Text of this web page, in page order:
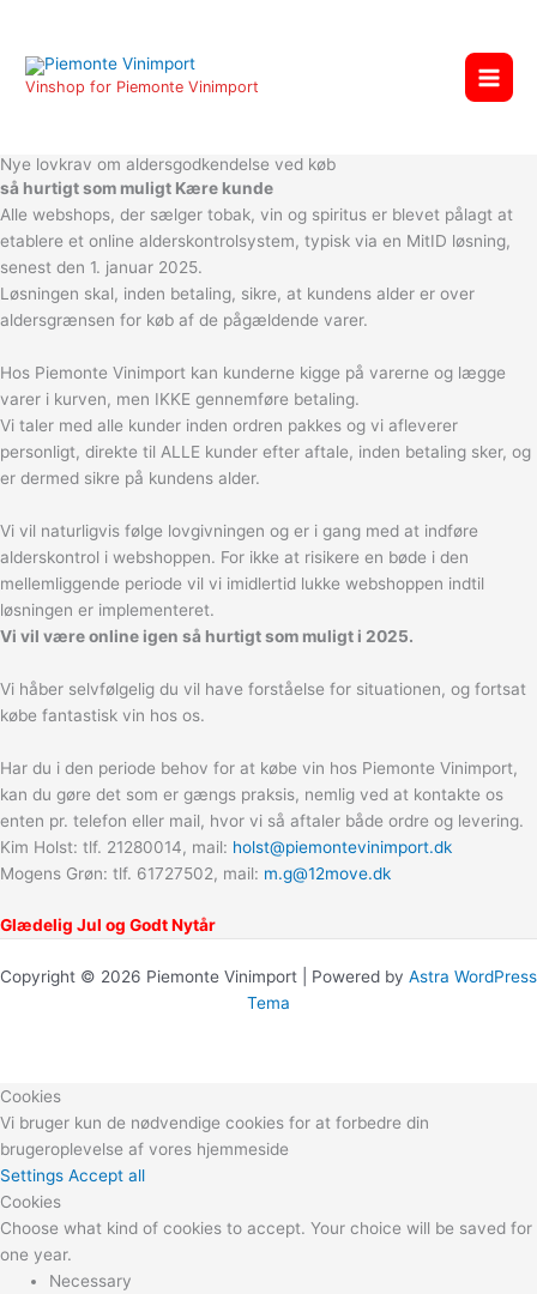
indholdet
Vinshop for Piemonte Vinimport
Nye lovkrav om aldersgodkendelse ved køb
så hurtigt som muligt Kære kunde
Alle webshops, der sælger tobak, vin og spiritus er blevet pålagt at
etablere et online alderskontrolsystem, typisk via en MitID løsning,
senest den 1. januar 2025.
Løsningen skal, inden betaling, sikre, at kundens alder er over
aldersgrænsen for køb af de pågældende varer.
Hos Piemonte Vinimport kan kunderne kigge på varerne og lægge
varer i kurven, men IKKE gennemføre betaling.
Vi taler med alle kunder inden ordren pakkes og vi afleverer
personligt, direkte til ALLE kunder efter aftale, inden betaling sker, og
er dermed sikre på kundens alder.
Vi vil naturligvis følge lovgivningen og er i gang med at indføre
alderskontrol i webshoppen. For ikke at risikere en bøde i den
mellemliggende periode vil vi imidlertid lukke webshoppen indtil
løsningen er implementeret.
Vi vil være online igen så hurtigt som muligt i 2025.
Vi håber selvfølgelig du vil have forståelse for situationen, og fortsat
købe fantastisk vin hos os.
Har du i den periode behov for at købe vin hos Piemonte Vinimport,
kan du gøre det som er gængs praksis, nemlig ved at kontakte os
enten pr. telefon eller mail, hvor vi så aftaler både ordre og levering.
Kim Holst: tlf. 21280014, mail: holst@piemontevinimport.dk
Mogens Grøn: tlf. 61727502, mail: m.g@12move.dk
Glædelig Jul og Godt Nytår
Copyright © 2026 Piemonte Vinimport | Powered by Astra WordPress
Tema
Cookies
Vi bruger kun de nødvendige cookies for at forbedre din
brugeroplevelse af vores hjemmeside
Settings Accept all
Cookies
Choose what kind of cookies to accept. Your choice will be saved for
one year.
Necessary